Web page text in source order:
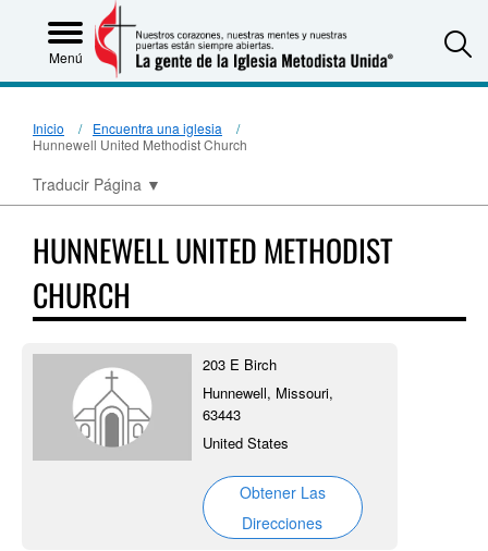
Menú
Inicio
Encuentra una iglesia
Hunnewell United Methodist Church
Traducir Página ▼
HUNNEWELL UNITED METHODIST
CHURCH
203 E Birch
Hunnewell, Missouri,
63443
United States
Obtener Las
Direcciones